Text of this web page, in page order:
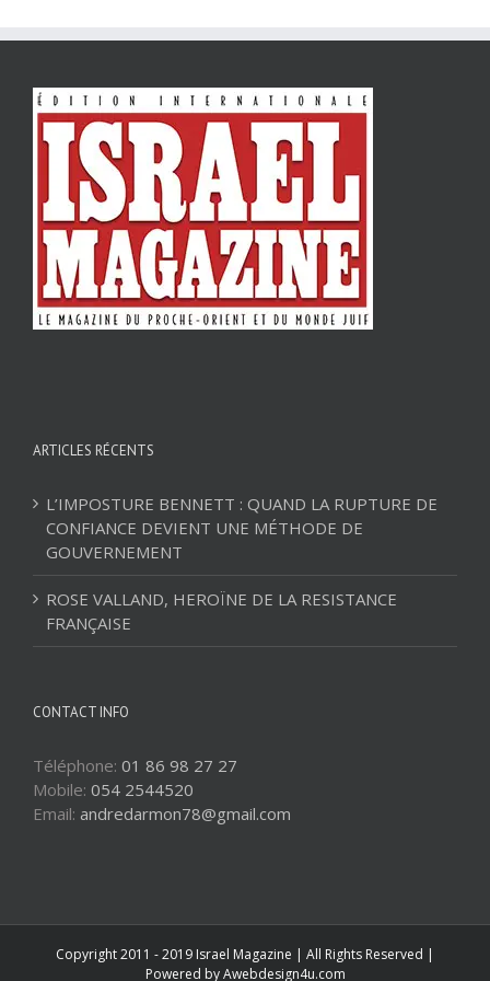
ARTICLES RÉCENTS
L’IMPOSTURE BENNETT : QUAND LA RUPTURE DE
CONFIANCE DEVIENT UNE MÉTHODE DE
GOUVERNEMENT
ROSE VALLAND, HEROÏNE DE LA RESISTANCE
FRANÇAISE
CONTACT INFO
Téléphone: 01 86 98 27 27
Mobile: 054 2544520
Email: andredarmon78@gmail.com
Copyright 2011 - 2019 Israel Magazine | All Rights Reserved |
Powered byAwebdesign4u.com